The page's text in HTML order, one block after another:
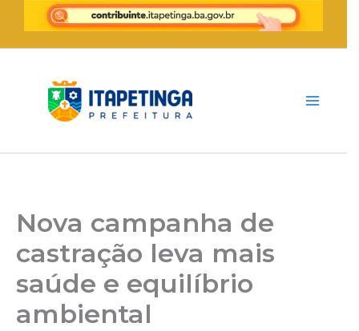
para
conteúdo
Nova campanha de
castração leva mais
saúde e equilíbrio
ambiental